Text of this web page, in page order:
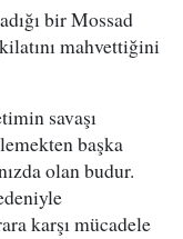
bir Mossad
mahvettiğini
savaşı
başka
olan budur.
karşı mücadele